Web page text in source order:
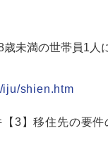
未満の世帯員1人
iju/shien.htm
【3】移住先の要